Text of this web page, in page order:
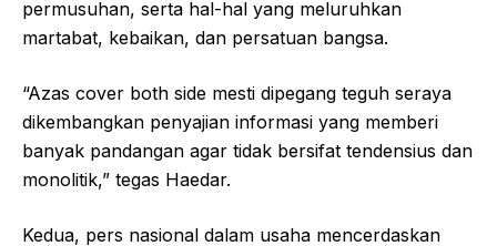
permusuhan, serta hal-hal yang meluruhkan
martabat, kebaikan, dan persatuan bangsa.
“Azas cover both side mesti dipegang teguh seraya
dikembangkan penyajian informasi yang memberi
banyak pandangan agar tidak bersifat tendensius dan
monolitik,” tegas Haedar.
Kedua, pers nasional dalam usaha mencerdaskan